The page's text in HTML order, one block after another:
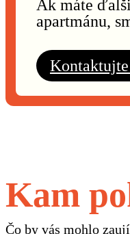
Ak máte
apartmánu,
Kontaktujte
Kam
Čo by vás mohlo